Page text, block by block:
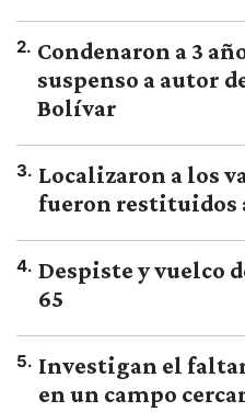
2. Condenaron a 3
suspenso a autor
Bolívar
3. Localizaron a los
fueron restituidos
4. Despiste y vuelco
65
5. Investigan el
en un campo